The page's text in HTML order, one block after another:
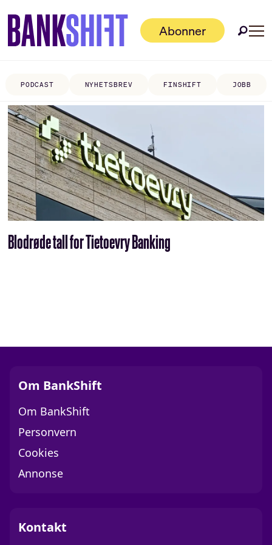
Abonner
PODCAST NYHETSBREV FINSHIFT JOBB
Tag:
andre
kvartal
Blodrøde tall for Tietoevry Banking
Om BankShift
Om BankShift
Personvern
Cookies
Annonse
Kontakt